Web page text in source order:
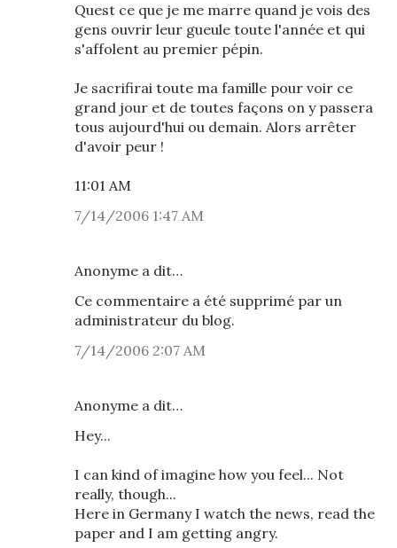
Quest ce que je me marre quand je vois des
gens ouvrir leur gueule toute l'année et qui
s'affolent au premier pépin.
Je sacrifirai toute ma famille pour voir ce
grand jour et de toutes façons on y passera
tous aujourd'hui ou demain. Alors arrêter
d'avoir peur !
11:01 AM
7/14/2006 1:47 AM
Anonyme a dit…
Ce commentaire a été supprimé par un
administrateur du blog.
7/14/2006 2:07 AM
Anonyme a dit…
Hey...
I can kind of imagine how you feel... Not
really, though...
Here in Germany I watch the news, read the
paper and I am getting angry.